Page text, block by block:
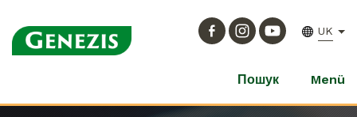
UK
Пошук Menü